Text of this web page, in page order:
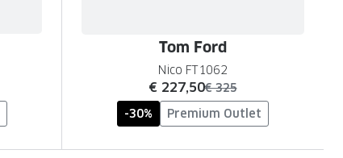
Tom Ford
Nico FT1062
nu:
€ 227,50was:
€ 325
-30%
Premium Outlet